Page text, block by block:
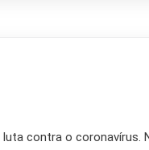
contra o coronavírus.